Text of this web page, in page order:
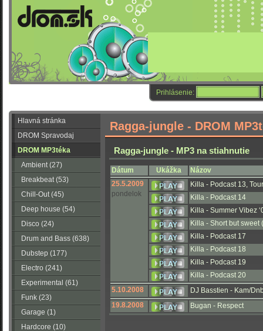
Prihlásenie:
Hlavná stránka
DROM Spravodaj
DROM MP3téka
Ambient (27)
Breakbeat (53)
Chill-Out (45)
Deep house (54)
Disco (24)
Drum and Bass (638)
Dubstep (177)
Electro (241)
Experimental (61)
Funk (23)
Garage (1)
Hardcore (10)
Ragga-jungle - DROM
Ragga-jungle - MP3 na stiahnutie
Dátum Ukážka
Názov
25.5.2009
pondelok
Killa - Podcast 13,
Killa - Podcast 14
Killa - Summer Vibez
Killa - Short but
Killa - Podcast 17
Killa - Podcast 18
Killa - Podcast 19
Killa - Podcast 20
5.10.2008
DJ Basstien - Kam/
19.8.2008
Bugan - Respect